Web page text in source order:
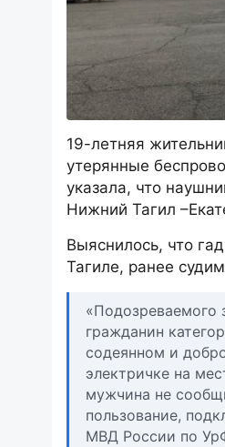
19-летняя
утерянные
указала, что
Нижний Тагил
Выяснилось, что
Тагиле, ранее
«Подозреваемого
гражданин
содеянном и
электричке на
мужчина не
пользование,
МВД России по